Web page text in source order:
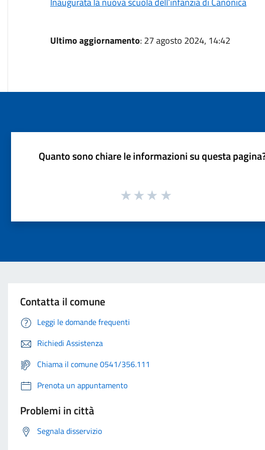
Ultimo aggiornamento: 27 agosto 2024, 14:42
Quanto sono chiare le informazioni su questa
Contatta il comune
Leggi le domande frequenti
Richiedi Assistenza
Chiama il comune 0541/356.111
Prenota un appuntamento
Problemi in città
Segnala disservizio